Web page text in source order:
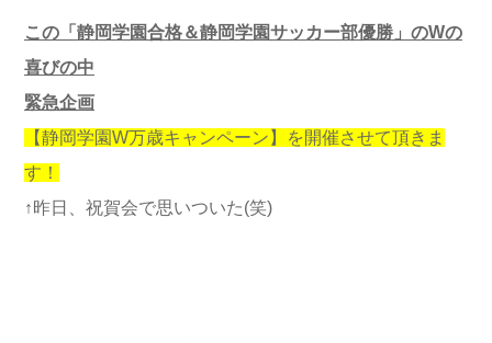
この「静岡学園合格＆静岡学園サッカー部優勝」のWの
喜びの中
緊急企画
【静岡学園W万歳キャンペーン】を開催させて頂きま
す！
↑昨日、祝賀会で思いついた(笑)